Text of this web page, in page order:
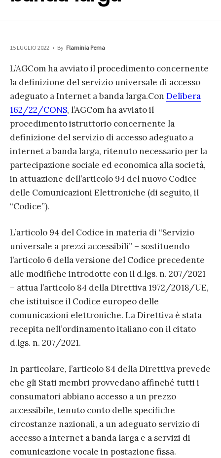
15 LUGLIO 2022 • By Flaminia Perna
L’AGCom ha avviato il procedimento concernente
la definizione del servizio universale di accesso
adeguato a Internet a banda larga.Con Delibera
162/22/CONS, l’AGCom ha avviato il
procedimento istruttorio concernente la
definizione del servizio di accesso adeguato a
internet a banda larga, ritenuto necessario per la
partecipazione sociale ed economica alla società,
in attuazione dell’articolo 94 del nuovo Codice
delle Comunicazioni Elettroniche (di seguito, il
“Codice”).
L’articolo 94 del Codice in materia di “Servizio
universale a prezzi accessibili” – sostituendo
l’articolo 6 della versione del Codice precedente
alle modifiche introdotte con il d.lgs. n. 207/2021
– attua l’articolo 84 della Direttiva 1972/2018/UE,
che istituisce il Codice europeo delle
comunicazioni elettroniche. La Direttiva è stata
recepita nell’ordinamento italiano con il citato
d.lgs. n. 207/2021.
In particolare, l’articolo 84 della Direttiva prevede
che gli Stati membri provvedano affinché tutti i
consumatori abbiano accesso a un prezzo
accessibile, tenuto conto delle specifiche
circostanze nazionali, a un adeguato servizio di
accesso a internet a banda larga e a servizi di
comunicazione vocale in postazione fissa.